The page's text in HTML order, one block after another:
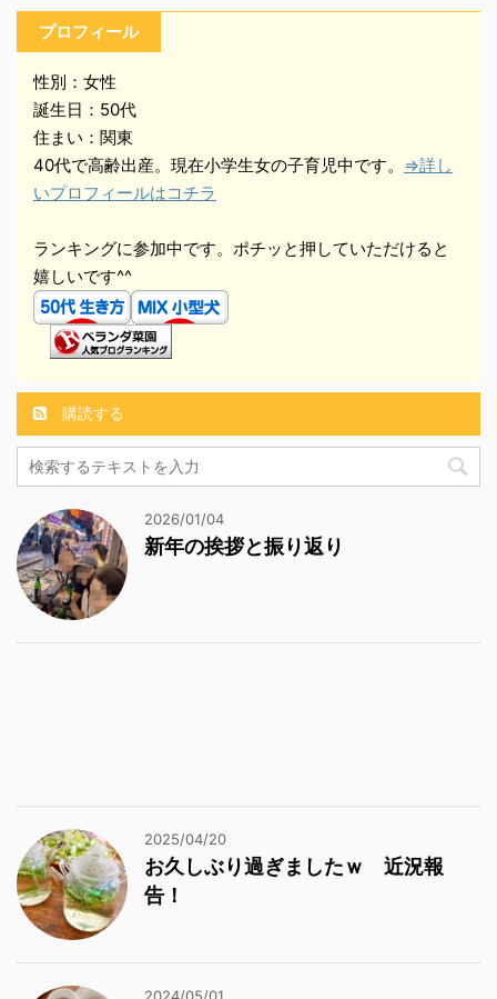
プロフィール
性別：女性
誕生日：50代
住まい：関東
40代で高齢出産。現在小学生女の子育児中です。 ⇒詳し
いプロフィールはコチラ
ランキングに参加中です。ポチッと押していただけると
嬉しいです^^
購読する
2026/01/04
新年の挨拶と振り返り
2025/04/20
お久しぶり過ぎましたｗ 近況報
告！
2024/05/01